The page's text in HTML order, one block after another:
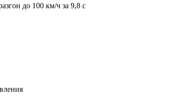
до 100 км/ч за 9,8 с